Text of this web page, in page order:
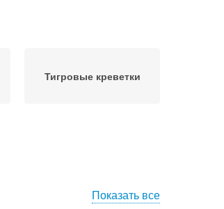
Тигровые креветки
Показать все